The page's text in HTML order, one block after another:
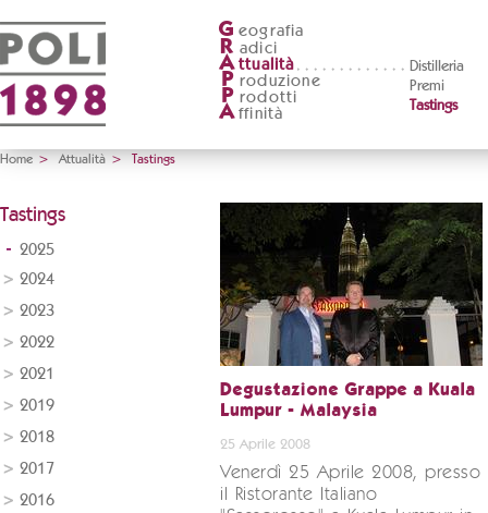
G eografia
R adici
A ttualità
Distilleria
Premi
Tastings
P roduzione
P rodotti
A ffinità
Home > Attualità > Tastings
Tastings
2025
2024
2023
2022
2021
2019
2018
2017
2016
Degustazione Grappe a Kuala
Lumpur - Malaysia
25 Aprile 2008
Venerdì 25 Aprile 2008, presso
il Ristorante Italiano